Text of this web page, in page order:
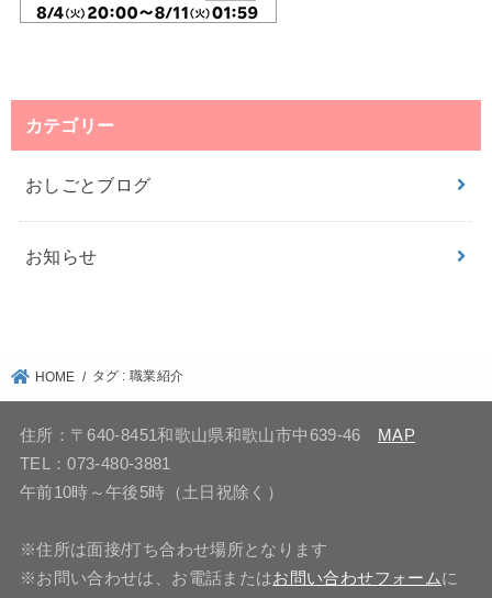
カテゴリー
おしごとブログ
お知らせ
HOME タグ : 職業紹介
住所：〒640-8451和歌山県和歌山市中639-46
MAP
TEL：073-480-3881
午前10時～午後5時（土日祝除く）
※住所は面接/打ち合わせ場所となります
※お問い合わせは、お電話またはお問い合わせフォームに